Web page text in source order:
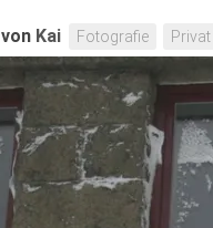
von Kai Fotografie Privat